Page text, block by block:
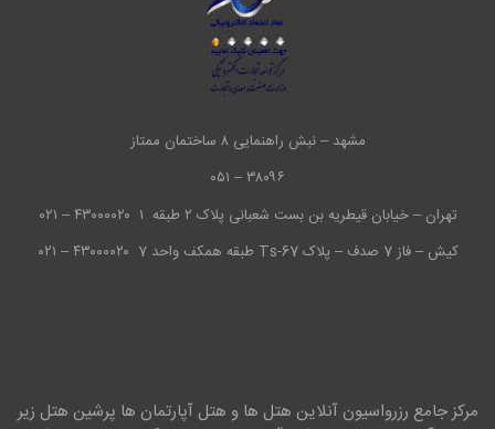
مشهد – نبش راهنمایی ۸ ساختمان ممتاز
۳۸۰۹۶ – ۰۵۱
تهران – خیابان قیطریه بن بست شعبانی پلاک ۲ طبقه ۱
۴۳۰۰۰۰۲۰ – ۰۲۱
کیش – فاز 7 صدف – پلاک Ts-67 طبقه همکف واحد 7
۴۳۰۰۰۰۲۰ – ۰۲۱
مرکز جامع رزرواسیون آنلاین هتل ها و هتل آپارتمان ها پرشین هتل زیر